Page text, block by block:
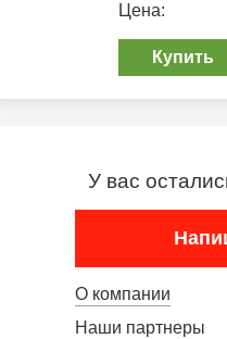
Цена:
Купить
У вас
О компании
Наши партнеры